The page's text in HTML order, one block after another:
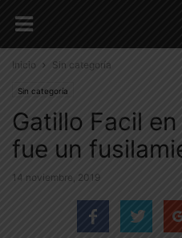
Inicio Sin categoría
Sin categoría
Gatillo Facil
fue un
14 noviembre, 2019